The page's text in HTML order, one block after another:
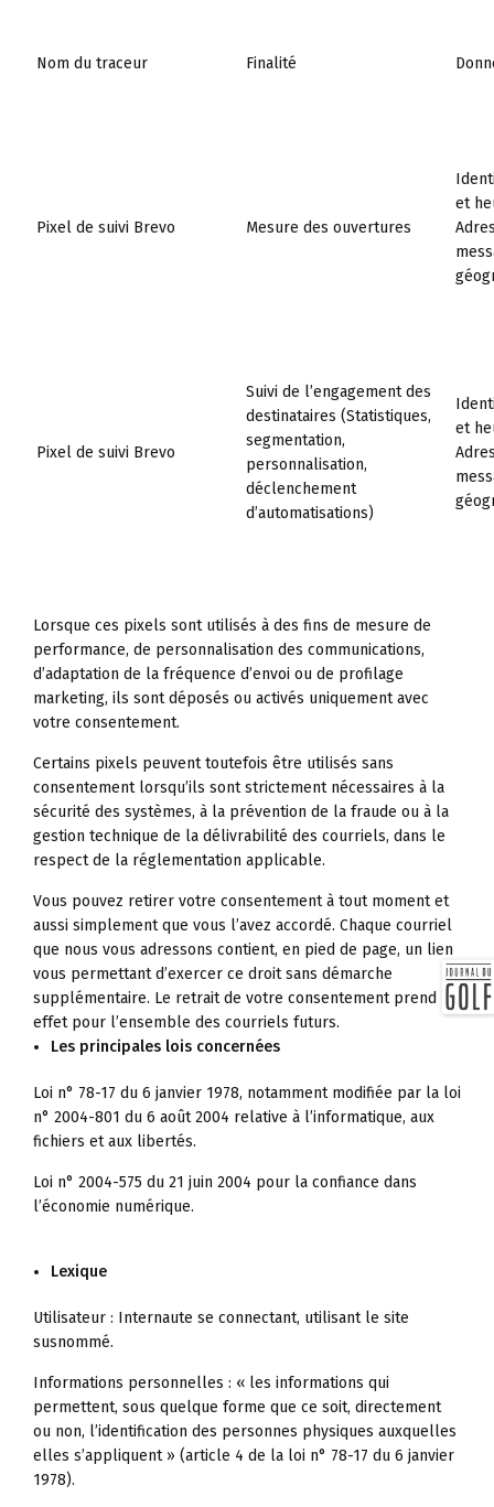
Nom du traceur Finalité
Pixel de suivi Brevo Mesure des ouvertures
et
Pixel de suivi Brevo
Suivi de l’engagement des
destinataires (Statistiques,
segmentation,
personnalisation,
déclenchement
d’automatisations)
et
Lorsque ces pixels sont utilisés à des fins de mesure de
performance, de personnalisation des communications,
d’adaptation de la fréquence d’envoi ou de profilage
marketing, ils sont déposés ou activés uniquement avec
votre consentement.
Certains pixels peuvent toutefois être utilisés sans
consentement lorsqu’ils sont strictement nécessaires à la
sécurité des systèmes, à la prévention de la fraude ou à la
gestion technique de la délivrabilité des courriels, dans le
respect de la réglementation applicable.
Vous pouvez retirer votre consentement à tout moment et
aussi simplement que vous l’avez accordé. Chaque courriel
que nous vous adressons contient, en pied de page, un lien
vous permettant d’exercer ce droit sans démarche
supplémentaire. Le retrait de votre consentement prend
effet pour l’ensemble des courriels futurs.
Les principales lois concernées
Loi n° 78-17 du 6 janvier 1978, notamment modifiée par la loi
n° 2004-801 du 6 août 2004 relative à l’informatique, aux
fichiers et aux libertés.
Loi n° 2004-575 du 21 juin 2004 pour la confiance dans
l’économie numérique.
Lexique
Utilisateur : Internaute se connectant, utilisant le site
susnommé.
Informations personnelles : « les informations qui
permettent, sous quelque forme que ce soit, directement
ou non, l’identification des personnes physiques auxquelles
elles s’appliquent » (article 4 de la loi n° 78-17 du 6 janvier
1978).